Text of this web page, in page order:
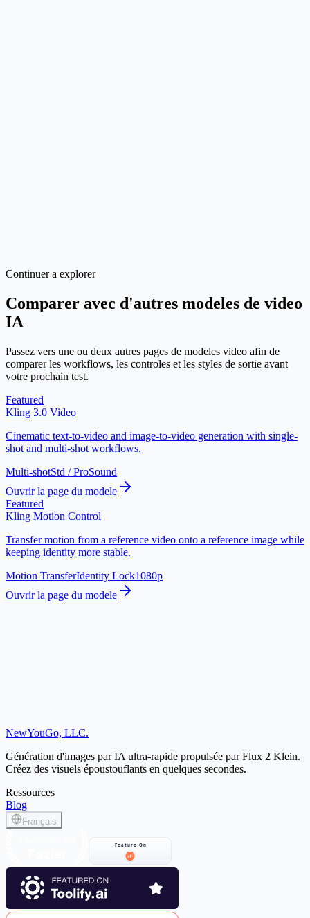
Continuer a explorer
Comparer avec d'autres modeles de video
IA
Passez vers une ou deux autres pages de modeles video afin de
comparer les workflows, les controles et les styles de sortie avant
votre prochain test.
Featured
Kling 3.0 Video
Cinematic text-to-video and image-to-video generation with single-
shot and multi-shot workflows.
Multi-shotStd / ProSound
Ouvrir la page du modele
Featured
Kling Motion Control
Transfer motion from a reference video onto a reference image while
keeping identity more stable.
Motion TransferIdentity Lock1080p
Ouvrir la page du modele
Ouvrir Grok Studio
NewYouGo, LLC.
Génération d'images par IA ultra-rapide propulsée par Flux 2 Klein.
Créez des visuels époustouflants en quelques secondes.
Ressources
Blog
Français